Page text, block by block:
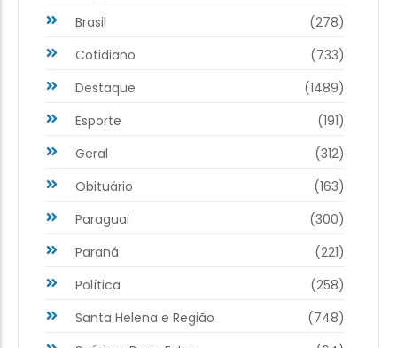
Brasil
(278)
Cotidiano
(733)
Destaque
(1489)
Esporte
(191)
Geral
(312)
Obituário
(163)
Paraguai
(300)
Paraná
(221)
Política
(258)
Santa Helena e Região
(748)